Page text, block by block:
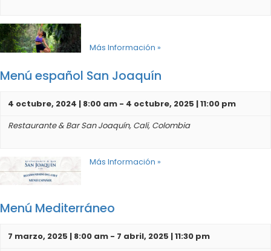
Más Información »
Menú español San Joaquín
4 octubre, 2024 | 8:00 am - 4 octubre, 2025 | 11:00 pm
Restaurante & Bar San Joaquín, Cali, Colombia
Más Información »
Menú Mediterráneo
7 marzo, 2025 | 8:00 am - 7 abril, 2025 | 11:30 pm